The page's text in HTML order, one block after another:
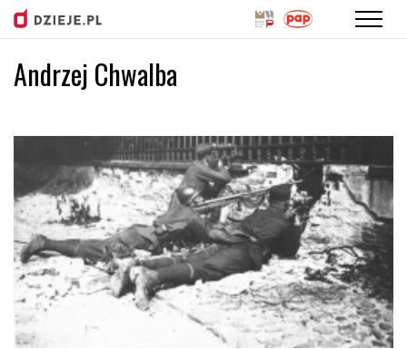
Andrzej Chwalba